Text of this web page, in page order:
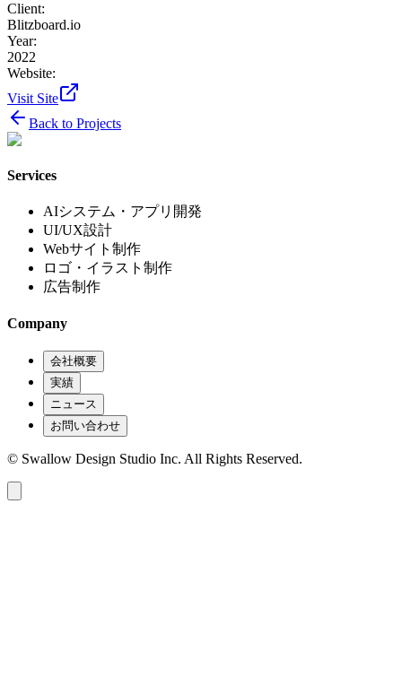
Client:
Blitzboard.io
Year:
2022
Website:
Visit Site
Back to Projects
Services
AIシステム・アプリ開発
UI/UX設計
Webサイト制作
ロゴ・イラスト制作
広告制作
Company
会社概要
実績
ニュース
お問い合わせ
© Swallow Design Studio Inc. All Rights Reserved.